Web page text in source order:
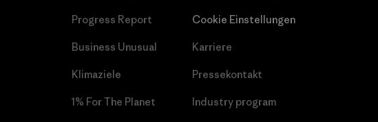
Progress Report
Business Unusual
Klimaziele
1% For The Planet
Cookie Einstellungen
Karriere
Pressekontakt
Industry program